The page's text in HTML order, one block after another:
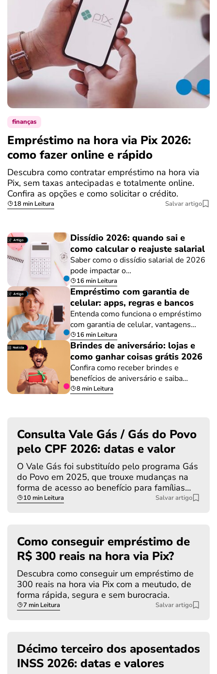
finanças
Empréstimo na hora via Pix 2026:
como fazer online e rápido
Descubra como contratar empréstimo na hora via
Pix, sem taxas antecipadas e totalmente online.
Confira as opções e como solicitar o crédito.
18 min Leitura Salvar artigo
Dissídio 2026: quando sai e
como calcular o reajuste salarial
Saber como o dissídio salarial de 2026
pode impactar o…
16 min Leitura
Empréstimo com garantia de
celular: apps, regras e bancos
Entenda como funciona o empréstimo
com garantia de celular, vantagens…
16 min Leitura
Brindes de aniversário: lojas e
como ganhar coisas grátis 2026
Confira como receber brindes e
benefícios de aniversário e saiba…
8 min Leitura
Consulta Vale Gás / Gás do Povo
pelo CPF 2026: datas e valor
O Vale Gás foi substituído pelo programa Gás
do Povo em 2025, que trouxe mudanças na
forma de acesso ao benefício para famílias…
10 min Leitura Salvar artigo
Como conseguir empréstimo de
R$ 300 reais na hora via Pix?
Descubra como conseguir um empréstimo de
300 reais na hora via Pix com a meutudo, de
forma rápida, segura e sem burocracia.
7 min Leitura Salvar artigo
Décimo terceiro dos aposentados
INSS 2026: datas e valores